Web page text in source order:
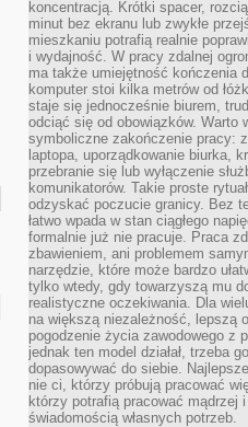
koncentracją. Krótki spacer,
minut bez ekranu lub zwykłe
mieszkaniu potrafią realnie
i wydajność. W pracy zdalnej
ma także umiejętność kończenia
komputer stoi kilka metrów od
staje się jednocześnie biurem,
odciąć się od obowiązków. Warto
symboliczne zakończenie pracy:
laptopa, uporządkowanie biurka,
przebranie się lub wyłączenie
komunikatorów. Takie proste
odzyskać poczucie granicy. Bez
łatwo wpada w stan ciągłego
formalnie już nie pracuje. Praca
zbawieniem, ani problemem
narzędzie, które może bardzo
tylko wtedy, gdy towarzyszą mu
realistyczne oczekiwania. Dla
na większą niezależność, lepszą
pogodzenie życia zawodowego z
jednak ten model działał, trzeba
dopasowywać do siebie.
nie ci, którzy próbują pracować
którzy potrafią pracować mądrzej
świadomością własnych potrzeb.